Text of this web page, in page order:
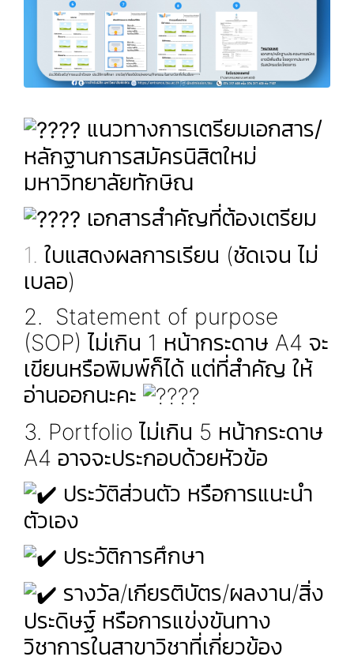
แนวทางการเตรียมเอกสาร/
หลักฐานการสมัครนิสิตใหม่
มหาวิทยาลัยทักษิณ
เอกสารสำคัญที่ต้องเตรียม
1. ใบแสดงผลการเรียน (ชัดเจน ไม่
เบลอ)
2. Statement of purpose
(SOP) ไม่เกิน 1 หน้ากระดาษ A4 จะ
เขียนหรือพิมพ์ก็ได้ แต่ที่สำคัญ ให้
อ่านออกนะคะ
3. Portfolio ไม่เกิน 5 หน้ากระดาษ
A4 อาจจะประกอบด้วยหัวข้อ
ประวัติส่วนตัว หรือการแนะนำ
ตัวเอง
ประวัติการศึกษา
รางวัล/เกียรติบัตร/ผลงาน/สิ่ง
ประดิษฐ์ หรือการแข่งขันทาง
วิชาการในสาขาวิชาที่เกี่ยวข้อง